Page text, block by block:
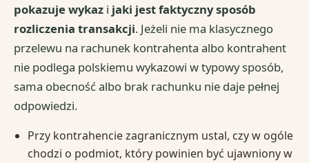
pokazuje wykaz i jaki jest faktyczny sposób
rozliczenia transakcji. Jeżeli nie ma klasycznego
przelewu na rachunek kontrahenta albo kontrahent
nie podlega polskiemu wykazowi w typowy sposób,
sama obecność albo brak rachunku nie daje pełnej
odpowiedzi.
Przy kontrahencie zagranicznym ustal, czy w ogóle
chodzi o podmiot, który powinien być ujawniony w